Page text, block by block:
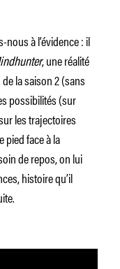
à l’évidence : il
, une réalité
la saison 2 (sans
possibilités (sur
les trajectoires
pied face à la
de repos, on lui
histoire qu’il